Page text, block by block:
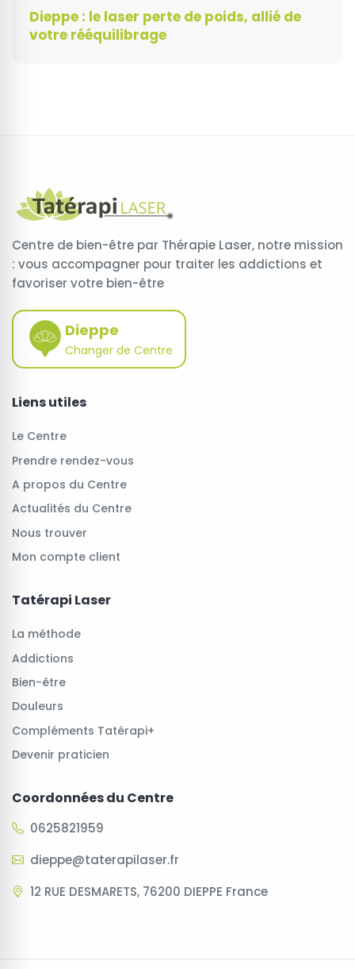
Dieppe : le laser perte de poids, allié de
votre rééquilibrage
Centre de bien-être par Thérapie Laser, notre mission
: vous accompagner pour traiter les addictions et
favoriser votre bien-être
Dieppe
Changer de Centre
Liens utiles
Le Centre
Prendre rendez-vous
A propos du Centre
Actualités du Centre
Nous trouver
Mon compte client
Tatérapi Laser
La méthode
Addictions
Bien-être
Douleurs
Compléments Tatérapi+
Devenir praticien
Coordonnées du Centre
0625821959
dieppe@taterapilaser.fr
12 RUE DESMARETS, 76200 DIEPPE France